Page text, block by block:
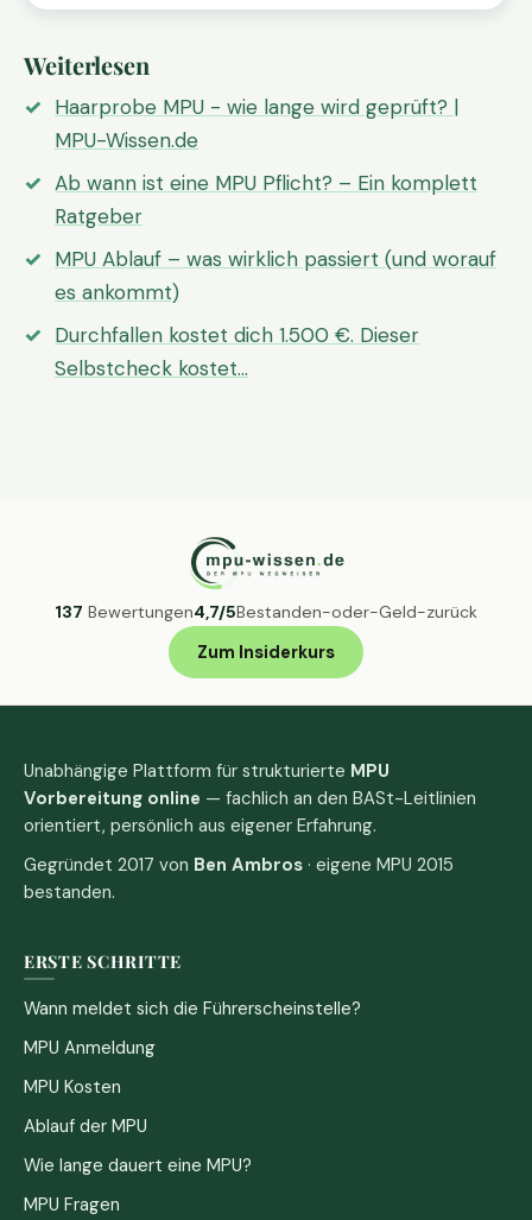
Weiterlesen
Haarprobe MPU - wie lange wird geprüft? |
MPU-Wissen.de
Ab wann ist eine MPU Pflicht? – Ein komplett
Ratgeber
MPU Ablauf – was wirklich passiert (und worauf
es ankommt)
Durchfallen kostet dich 1.500 €. Dieser
Selbstcheck kostet…
137 Bewertungen4,7/5Bestanden-oder-Geld-zurück
Zum Insiderkurs
Unabhängige Plattform für strukturierte MPU
Vorbereitung online — fachlich an den BASt-Leitlinien
orientiert, persönlich aus eigener Erfahrung.
Gegründet 2017 von Ben Ambros · eigene MPU 2015
bestanden.
ERSTE SCHRITTE
Wann meldet sich die Führerscheinstelle?
MPU Anmeldung
MPU Kosten
Ablauf der MPU
Wie lange dauert eine MPU?
MPU Fragen